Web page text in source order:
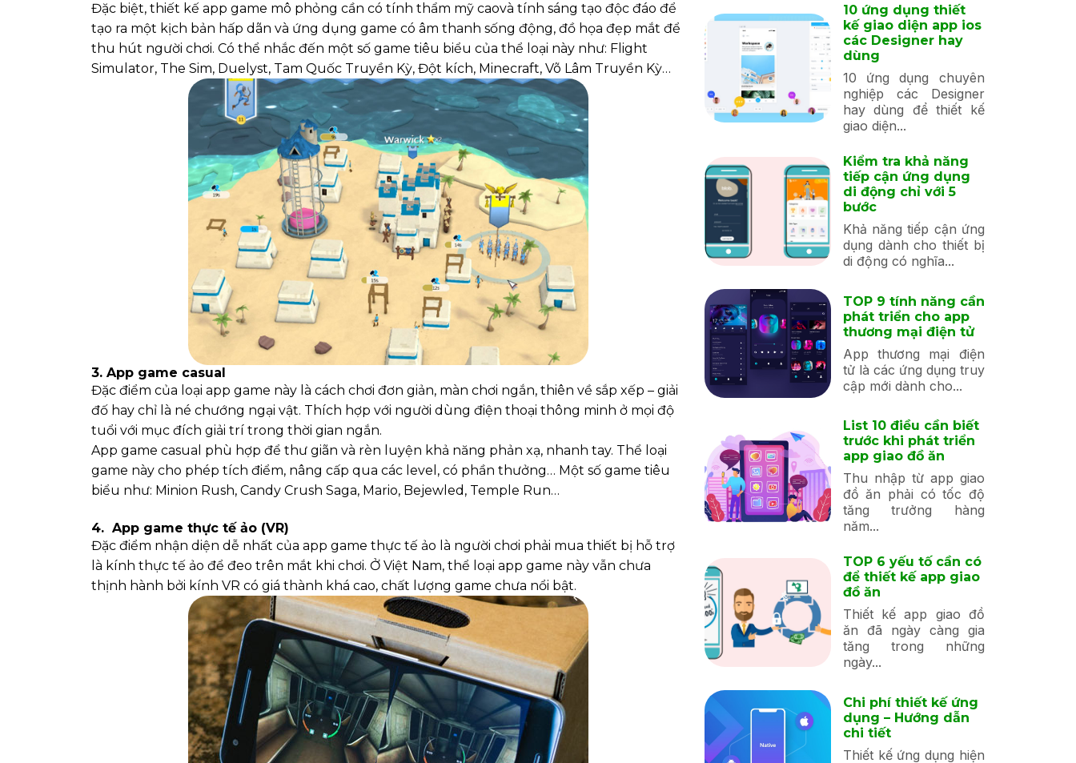
Đặc biệt, thiết kế app game mô phỏng cần có tính thẩm mỹ caovà tính sáng tạo độc đáo để
tạo ra một kịch bản hấp dãn và ứng dụng game có âm thanh sống động, đồ họa đẹp mắt để
thu hút người chơi. Có thể nhắc đến một số game tiêu biểu của thể loại này như: Flight
Simulator, The Sim, Duelyst, Tam Quốc Truyền Kỳ, Đột kích, Minecraft, Võ Lâm Truyền Kỳ…
3. App game casual
Đặc điểm của loại app game này là cách chơi đơn giản, màn chơi ngắn, thiên về sắp xếp – giải
đố hay chỉ là né chướng ngại vật. Thích hợp với người dùng điện thoại thông minh ở mọi độ
tuổi với mục đích giải trí trong thời gian ngắn.
App game casual phù hợp để thư giãn và rèn luyện khả năng phản xạ, nhanh tay. Thể loại
game này cho phép tích điểm, nâng cấp qua các level, có phần thưởng… Một số game tiêu
biểu như: Minion Rush, Candy Crush Saga, Mario, Bejewled, Temple Run…
4. App game thực tế ảo (VR)
Đặc điểm nhận diện dễ nhất của app game thực tế ảo là người chơi phải mua thiết bị hỗ trợ
là kính thực tế ảo để đeo trên mắt khi chơi. Ở Việt Nam, thể loại app game này vẫn chưa
thịnh hành bởi kính VR có giá thành khá cao, chất lượng game chưa nổi bật.
10 ứng dụng thiết
kế giao diện app ios
các Designer hay
dùng
10 ứng dụng chuyên
nghiệp các Designer
hay dùng để thiết kế
giao diện...
Kiểm tra khả năng
tiếp cận ứng dụng
di động chỉ với 5
bước
Khả năng tiếp cận ứng
dụng dành cho thiết bị
di động có nghĩa...
TOP 9 tính năng cần
phát triển cho app
thương mại điện tử
App thương mại điện
tử là các ứng dụng truy
cập mới dành cho...
List 10 điều cần biết
trước khi phát triển
app giao đồ ăn
Thu nhập từ app giao
đồ ăn phải có tốc độ
tăng trưởng hàng
năm...
TOP 6 yếu tố cần có
để thiết kế app giao
đồ ăn
Thiết kế app giao đồ
ăn đã ngày càng gia
tăng trong những
ngày...
Chi phí thiết kế ứng
dụng – Hướng dẫn
chi tiết
Thiết kế ứng dụng hiện